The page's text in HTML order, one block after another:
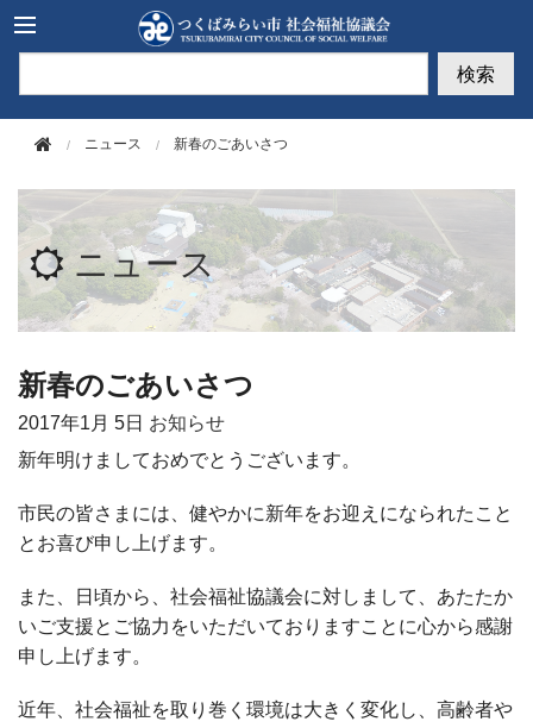
検索
ニュース 新春のごあいさつ
ニュース
新春のごあいさつ
2017年1月 5日 お知らせ
新年明けましておめでとうございます。
市民の皆さまには、健やかに新年をお迎えになられたこと
とお喜び申し上げます。
また、日頃から、社会福祉協議会に対しまして、あたたか
いご支援とご協力をいただいておりますことに心から感謝
申し上げます。
近年、社会福祉を取り巻く環境は大きく変化し、高齢者や